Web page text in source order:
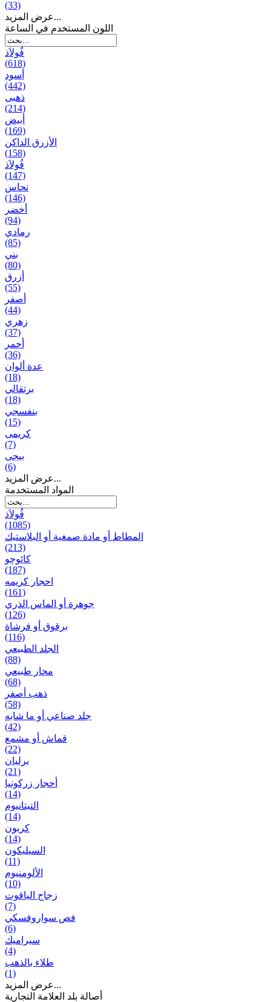
(33)
عرض المزيد...
اللون المستخدم في الساعة
فُولاَذ
(618)
أسود
(442)
ذهبی
(214)
أبيض
(169)
الأزرق الداكن
(158)
فُولاَذ
(147)
نحاس
(146)
أخضر
(94)
رمادي
(85)
بني
(80)
أزرق
(55)
أصفر
(44)
زهري
(37)
أحمر
(36)
عدة ألوان
(18)
برتقالي
(18)
بنفسجي
(15)
کریمی
(7)
بيجی
(6)
عرض المزيد...
المواد المستخدمة
فُولاَذ
(1085)
المطاط أو مادة صمغية أو البلاستيك
(213)
کائوچو
(187)
احجار کریمه
(161)
جوهرة أو الماس الذري
(126)
برقوق أو فرشاة
(116)
الجلد الطبيعي
(88)
محار طبيعي
(68)
ذهب أصفر
(58)
جلد صناعي أو ما شابه
(42)
قماش أو مشمع
(22)
برلیان
(21)
أحجار زركونيا
(14)
التيتانيوم
(14)
كربون
(14)
السيليكون
(11)
الألومنيوم
(10)
زجاج الياقوت
(7)
فص سواروفسكي
(6)
سيراميك
(4)
طلاء بالذهب
(1)
عرض المزيد...
أصالة بلد العلامة التجارية